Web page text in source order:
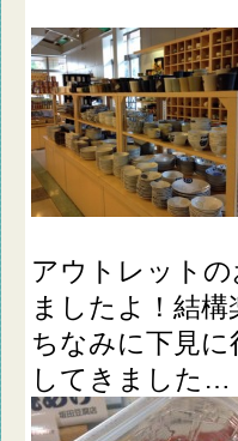
アウトレット
ましたよ！結
ちなみに下見
してきました…